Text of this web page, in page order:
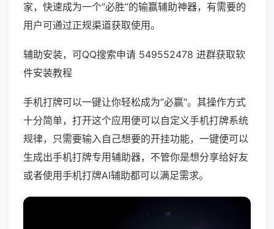
家，快速成为一个“必胜”的输赢辅助神器，有需要的
用户可通过正规渠道获取使用。
辅助安装，可QQ搜索申请 549552478 进群获取软
件安装教程
手机打牌可以一键让你轻松成为“必赢”。其操作方式
十分简单，打开这个应用便可以自定义手机打牌系统
规律，只需要输入自己想要的开挂功能，一键便可以
生成出手机打牌专用辅助器，不管你是想分享给好友
或者使用手机打牌AI辅助都可以满足需求。